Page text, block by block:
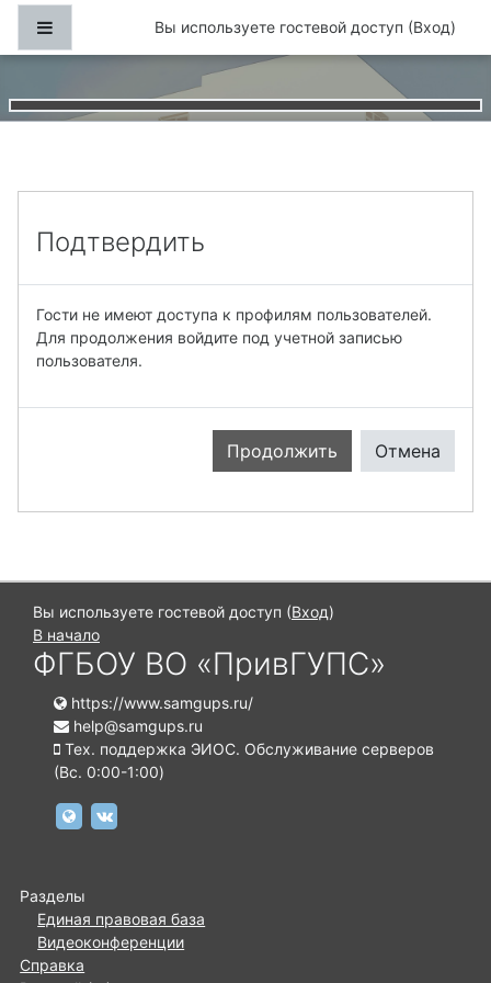
Перейти к основному содержанию
Боковая панельВы используете гостевой доступ (Вход)
Подтвердить
Гости не имеют доступа к профилям пользователей.
Для продолжения войдите под учетной записью
пользователя.
Продолжить Отмена
Вы используете гостевой доступ (Вход)
В начало
ФГБОУ ВО «ПривГУПС»
https://www.samgups.ru/
help@samgups.ru
Тех. поддержка ЭИОС. Обслуживание серверов
(Вc. 0:00-1:00)
https://www.samgups.ru
Разделы
Единая правовая база
Видеоконференции
Справка